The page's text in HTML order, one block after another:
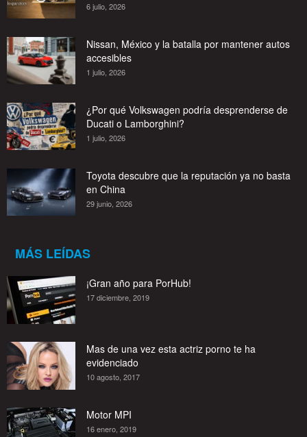
6 julio, 2026
Nissan, México y la batalla por mantener autos
accesibles
1 julio, 2026
¿Por qué Volkswagen podría desprenderse de
Ducati o Lamborghini?
1 julio, 2026
Toyota descubre que la reputación ya no basta
en China
29 junio, 2026
MÁS LEÍDAS
¡Gran año para PorHub!
17 diciembre, 2019
Mas de una vez esta actriz porno te ha
evidenciado
10 agosto, 2017
Motor MPI
16 enero, 2019